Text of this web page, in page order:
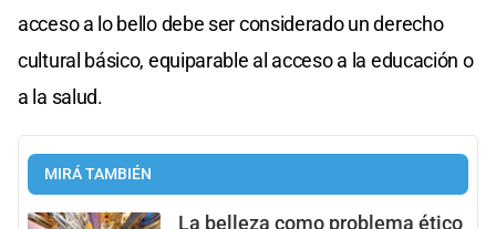
acceso a lo bello debe ser considerado un derecho
cultural básico, equiparable al acceso a la educación o
a la salud.
MIRÁ TAMBIÉN
La belleza como problema ético